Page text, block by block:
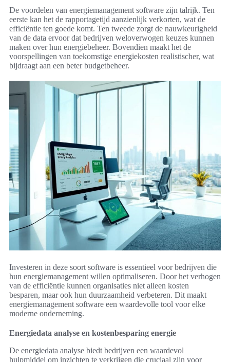
De voordelen van energiemanagement software zijn talrijk. Ten
eerste kan het de rapportagetijd aanzienlijk verkorten, wat de
efficiëntie ten goede komt. Ten tweede zorgt de nauwkeurigheid
van de data ervoor dat bedrijven weloverwogen keuzes kunnen
maken over hun energiebeheer. Bovendien maakt het de
voorspellingen van toekomstige energiekosten realistischer, wat
bijdraagt aan een beter budgetbeheer.
Investeren in deze soort software is essentieel voor bedrijven die
hun energiemanagement willen optimaliseren. Door het verhogen
van de efficiëntie kunnen organisaties niet alleen kosten
besparen, maar ook hun duurzaamheid verbeteren. Dit maakt
energiemanagement software een waardevolle tool voor elke
moderne onderneming.
Energiedata analyse en kostenbesparing energie
De energiedata analyse biedt bedrijven een waardevol
hulpmiddel om inzichten te verkrijgen die cruciaal zijn voor